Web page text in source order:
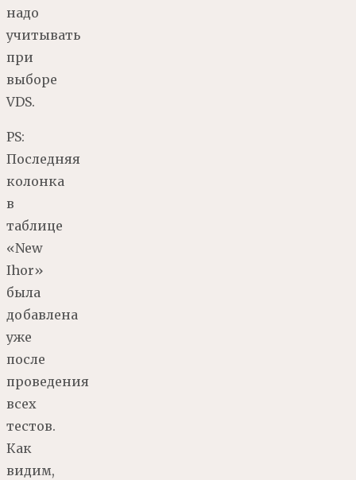
надо
учитывать
при
выборе
VDS.
PS:
Последняя
колонка
в
таблице
«New
Ihor»
была
добавлена
уже
после
проведения
всех
тестов.
Как
видим,